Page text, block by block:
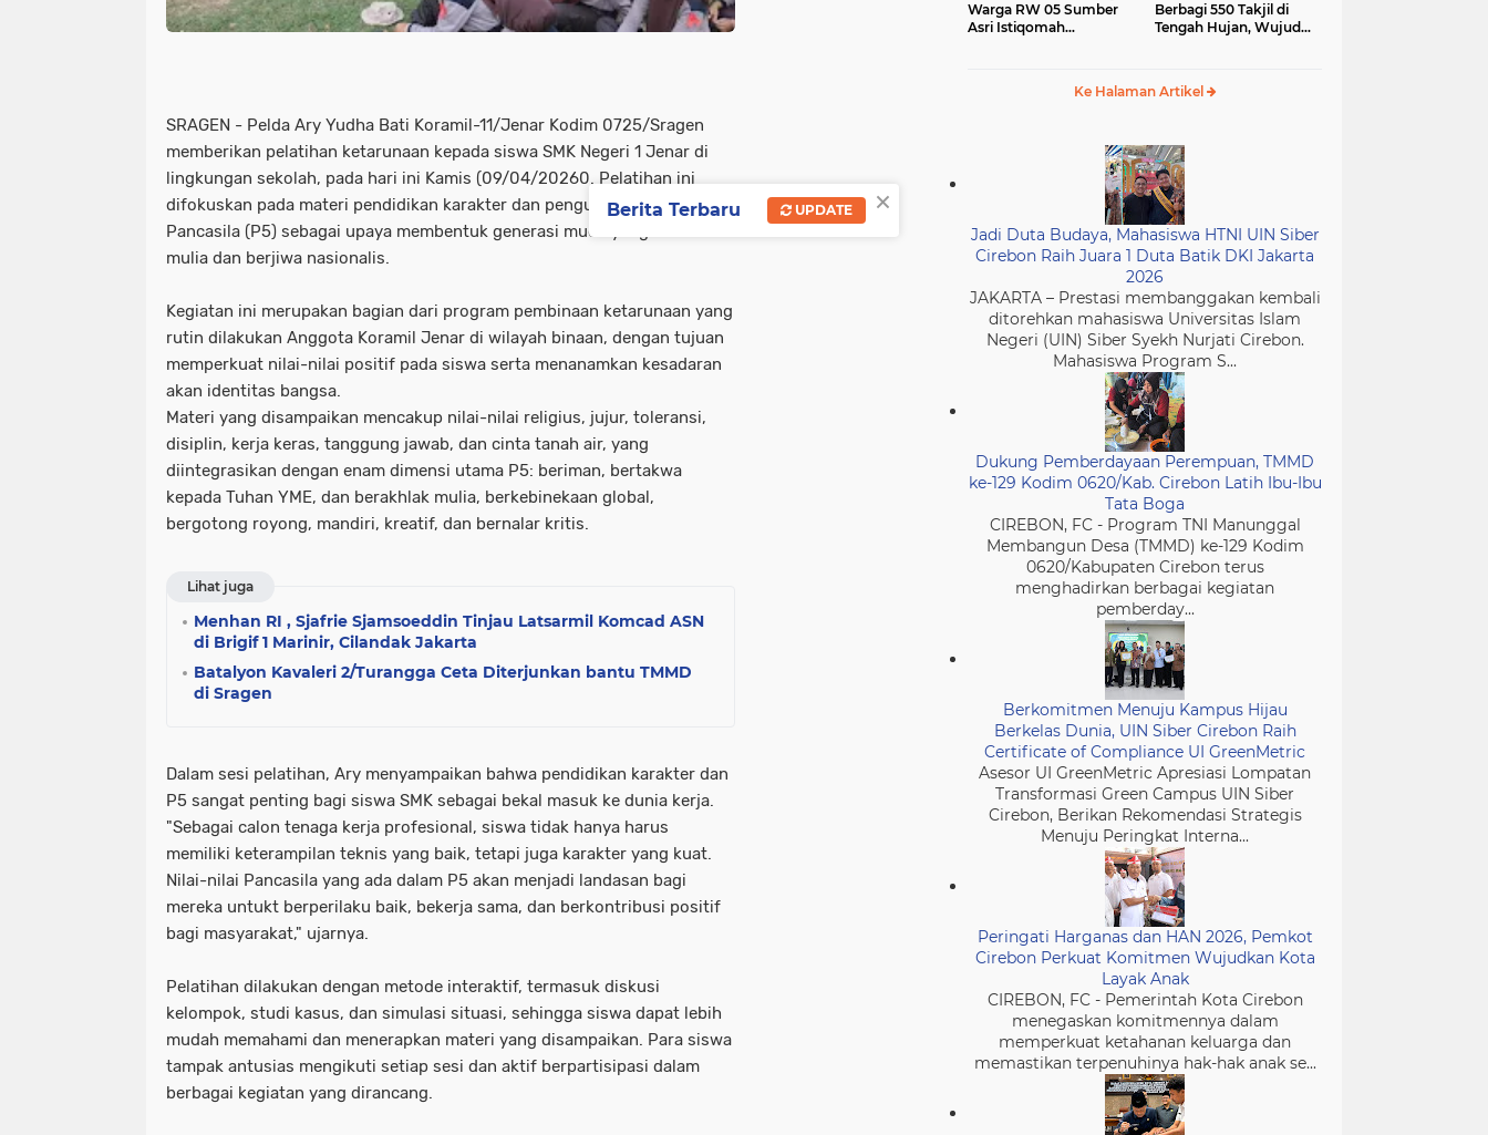
SRAGEN - Pelda Ary Yudha Bati Koramil-11/Jenar Kodim 0725/Sragen
memberikan pelatihan ketarunaan kepada siswa SMK Negeri 1 Jenar di
lingkungan sekolah, pada hari ini Kamis (09/04/20260. Pelatihan ini
difokuskan pada materi pendidikan karakter dan penguatan Profil Pelajar
Pancasila (P5) sebagai upaya membentuk generasi muda yang berakhlak
mulia dan berjiwa nasionalis.
Kegiatan ini merupakan bagian dari program pembinaan ketarunaan yang
rutin dilakukan Anggota Koramil Jenar di wilayah binaan, dengan tujuan
memperkuat nilai-nilai positif pada siswa serta menanamkan kesadaran
akan identitas bangsa.
Materi yang disampaikan mencakup nilai-nilai religius, jujur, toleransi,
disiplin, kerja keras, tanggung jawab, dan cinta tanah air, yang
diintegrasikan dengan enam dimensi utama P5: beriman, bertakwa
kepada Tuhan YME, dan berakhlak mulia, berkebinekaan global,
bergotong royong, mandiri, kreatif, dan bernalar kritis.
Lihat juga
Menhan RI , Sjafrie Sjamsoeddin Tinjau Latsarmil Komcad ASN
di Brigif 1 Marinir, Cilandak Jakarta
Batalyon Kavaleri 2/Turangga Ceta Diterjunkan bantu TMMD
di Sragen
Dalam sesi pelatihan, Ary menyampaikan bahwa pendidikan karakter dan
P5 sangat penting bagi siswa SMK sebagai bekal masuk ke dunia kerja.
"Sebagai calon tenaga kerja profesional, siswa tidak hanya harus
memiliki keterampilan teknis yang baik, tetapi juga karakter yang kuat.
Nilai-nilai Pancasila yang ada dalam P5 akan menjadi landasan bagi
mereka untukt berperilaku baik, bekerja sama, dan berkontribusi positif
bagi masyarakat," ujarnya.
Pelatihan dilakukan dengan metode interaktif, termasuk diskusi
kelompok, studi kasus, dan simulasi situasi, sehingga siswa dapat lebih
mudah memahami dan menerapkan materi yang disampaikan. Para siswa
tampak antusias mengikuti setiap sesi dan aktif berpartisipasi dalam
berbagai kegiatan yang dirancang.
Warga RW 05 Sumber
Asri Istiqomah
Berbagi 550 Takjil di
Tengah Hujan, Wujud
Ke Halaman Artikel
Jadi Duta Budaya, Mahasiswa HTNI UIN Siber
Cirebon Raih Juara 1 Duta Batik DKI Jakarta
2026
JAKARTA – Prestasi membanggakan kembali
ditorehkan mahasiswa Universitas Islam
Negeri (UIN) Siber Syekh Nurjati Cirebon.
Mahasiswa Program S...
Dukung Pemberdayaan Perempuan, TMMD
ke-129 Kodim 0620/Kab. Cirebon Latih Ibu-Ibu
Tata Boga
CIREBON, FC - Program TNI Manunggal
Membangun Desa (TMMD) ke-129 Kodim
0620/Kabupaten Cirebon terus
menghadirkan berbagai kegiatan
pemberday...
Berkomitmen Menuju Kampus Hijau
Berkelas Dunia, UIN Siber Cirebon Raih
Certificate of Compliance UI GreenMetric
Asesor UI GreenMetric Apresiasi Lompatan
Transformasi Green Campus UIN Siber
Cirebon, Berikan Rekomendasi Strategis
Menuju Peringkat Interna...
Peringati Harganas dan HAN 2026, Pemkot
Cirebon Perkuat Komitmen Wujudkan Kota
Layak Anak
CIREBON, FC - Pemerintah Kota Cirebon
menegaskan komitmennya dalam
memperkuat ketahanan keluarga dan
memastikan terpenuhinya hak-hak anak se...
×
Berita Terbaru UPDATE